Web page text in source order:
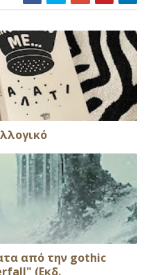
από την gothic
(Εκδ.